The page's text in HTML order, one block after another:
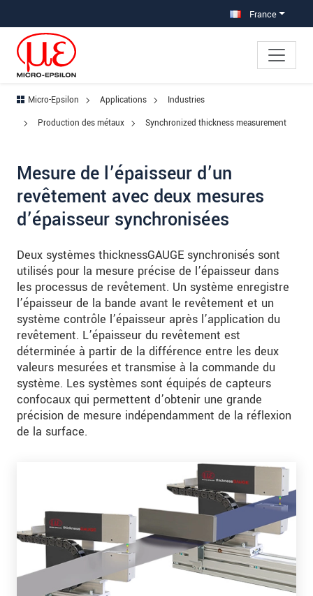
France
Micro-Epsilon Applications
Industries
Production des métaux
Synchronized thickness measurement
Mesure de l’épaisseur d’un
revêtement avec deux mesures
d’épaisseur synchronisées
Deux systèmes thicknessGAUGE synchronisés sont
utilisés pour la mesure précise de l’épaisseur dans
les processus de revêtement. Un système enregistre
l’épaisseur de la bande avant le revêtement et un
système contrôle l’épaisseur après l’application du
revêtement. L’épaisseur du revêtement est
déterminée à partir de la différence entre les deux
valeurs mesurées et transmise à la commande du
système. Les systèmes sont équipés de capteurs
confocaux qui permettent d’obtenir une grande
précision de mesure indépendamment de la réflexion
de la surface.